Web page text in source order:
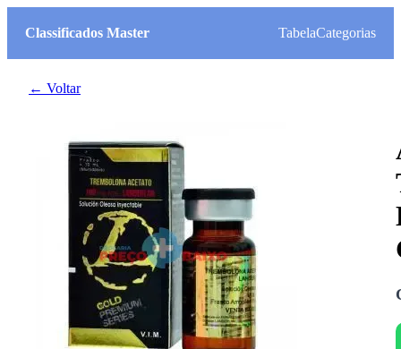
Classificados Master TabelaCategorias
← Voltar